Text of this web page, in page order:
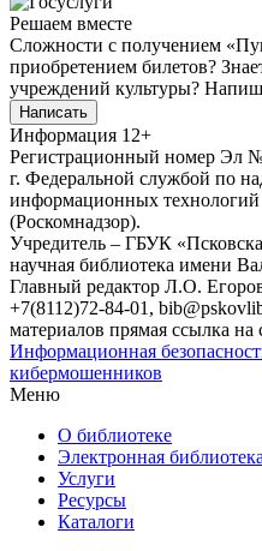
Решаем вместе
Сложности с получением
приобретением билетов?
учреждений культуры?
Написать
Информация 12+
Регистрационный номер Эл
г. Федеральной службой по
информационных
(Роскомнадзор).
Учредитель – ГБУК
научная библиотека имени
Главный редактор Л.О.
+7(8112)72-84-01,
материалов прямая ссылка на
Информационная
кибермошенников
Меню
О библиотеке
Электронная библиотека
Услуги
Ресурсы
Каталоги